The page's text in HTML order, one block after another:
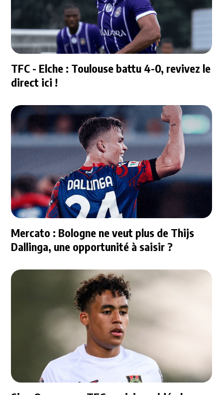
TFC - Elche : Toulouse battu 4-0, revivez le
direct ici !
Mercato : Bologne ne veut plus de Thijs
Dallinga, une opportunité à saisir ?